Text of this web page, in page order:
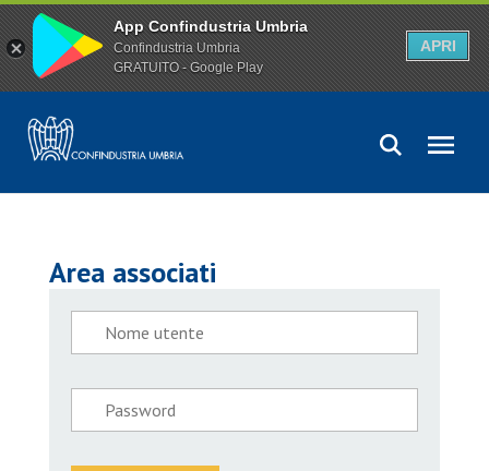
Area associati
App Confindustria Umbria
Confindustria Umbria
GRATUITO - Google Play
APRI